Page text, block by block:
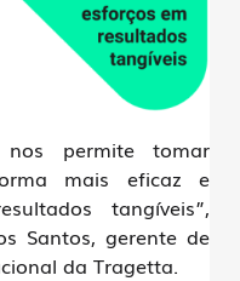
permite tomar
mais eficaz e
tangíveis”,
Santos, gerente de
da Tragetta.